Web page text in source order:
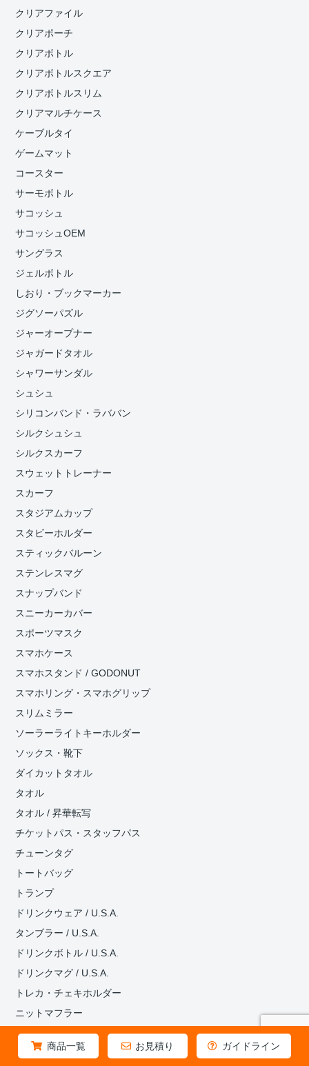
商品一覧 お見積り ガイドライン
クリアファイル
クリアポーチ
クリアボトル
クリアボトルスクエア
クリアボトルスリム
クリアマルチケース
ケーブルタイ
ゲームマット
コースター
サーモボトル
サコッシュ
サコッシュOEM
サングラス
ジェルボトル
しおり・ブックマーカー
ジグソーパズル
ジャーオープナー
ジャガードタオル
シャワーサンダル
シュシュ
シリコンバンド・ラババン
シルクシュシュ
シルクスカーフ
スウェットトレーナー
スカーフ
スタジアムカップ
スタビーホルダー
スティックバルーン
ステンレスマグ
スナップバンド
スニーカーカバー
スポーツマスク
スマホケース
スマホスタンド / GODONUT
スマホリング・スマホグリップ
スリムミラー
ソーラーライトキーホルダー
ソックス・靴下
ダイカットタオル
タオル
タオル / 昇華転写
チケットパス・スタッフパス
チューンタグ
トートバッグ
トランプ
ドリンクウェア / U.S.A.
タンブラー / U.S.A.
ドリンクボトル / U.S.A.
ドリンクマグ / U.S.A.
トレカ・チェキホルダー
ニットマフラー
ネクタイピン
ネックウォーマー